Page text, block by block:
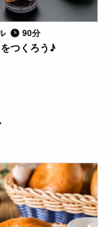
90分
つくろう♪